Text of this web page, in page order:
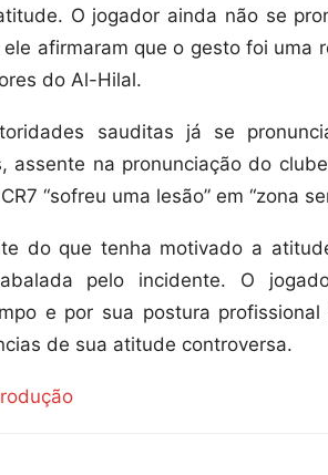
O jogador ainda não se
afirmaram que o gesto foi uma
do Al-Hilal.
sauditas já se
assente na pronunciação do
“sofreu uma lesão” em “zona
do que tenha motivado a
pelo incidente. O
e por sua postura
de sua atitude controversa.